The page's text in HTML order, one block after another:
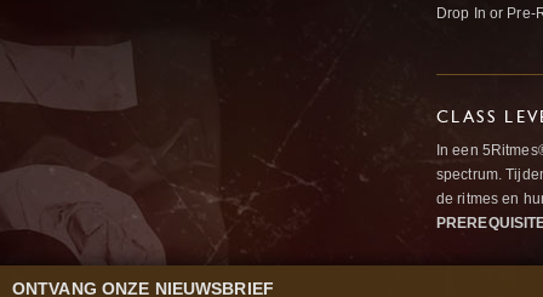
Drop In or Pre-
CLASS
In een
spectrum.
de ritmes en
ONTVANG ONZE NIEUWSBRIEF